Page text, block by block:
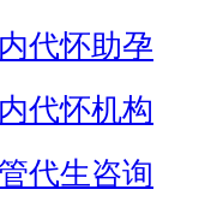
代怀助孕
代怀机构
代生咨询